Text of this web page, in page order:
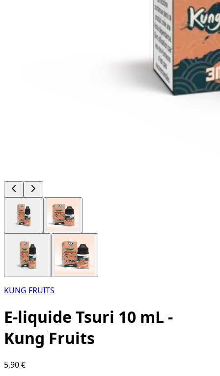
KUNG FRUITS
E-liquide Tsuri 10 mL -
Kung Fruits
5,90 €